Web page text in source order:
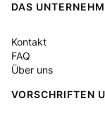
DAS
Kontakt
FAQ
Über uns
VORSCHRIFTEN